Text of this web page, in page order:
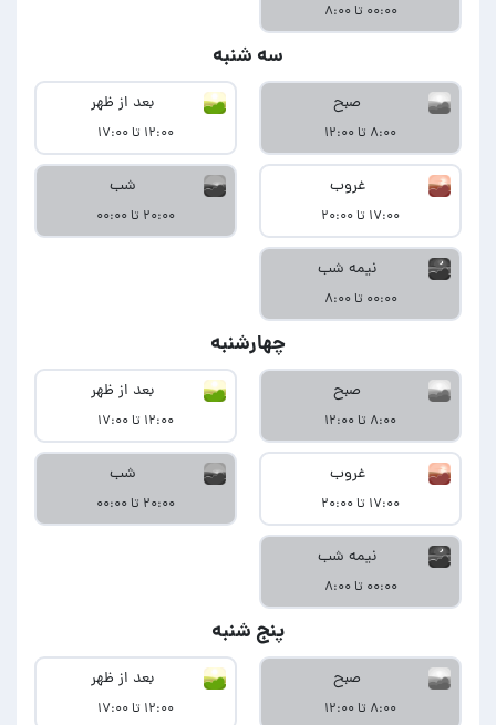
۰۰:۰۰ تا ۸:۰۰
سه شنبه
صبح
۸:۰۰ تا ۱۲:۰۰
بعد از ظهر
۱۲:۰۰ تا ۱۷:۰۰
غروب
۱۷:۰۰ تا ۲۰:۰۰
شب
۲۰:۰۰ تا ۰۰:۰۰
نیمه شب
۰۰:۰۰ تا ۸:۰۰
چهارشنبه
صبح
۸:۰۰ تا ۱۲:۰۰
بعد از ظهر
۱۲:۰۰ تا ۱۷:۰۰
غروب
۱۷:۰۰ تا ۲۰:۰۰
شب
۲۰:۰۰ تا ۰۰:۰۰
نیمه شب
۰۰:۰۰ تا ۸:۰۰
پنج شنبه
صبح
۸:۰۰ تا ۱۲:۰۰
بعد از ظهر
۱۲:۰۰ تا ۱۷:۰۰